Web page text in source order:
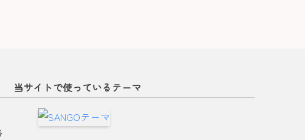
当サイトで使っているテーマ